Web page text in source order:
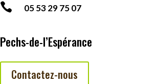
 05 53 29 75 07
Pechs-de-l’Espérance
Contactez-nous